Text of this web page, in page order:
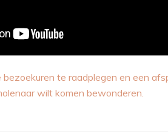
te raadplegen en een
wilt komen bewonderen.